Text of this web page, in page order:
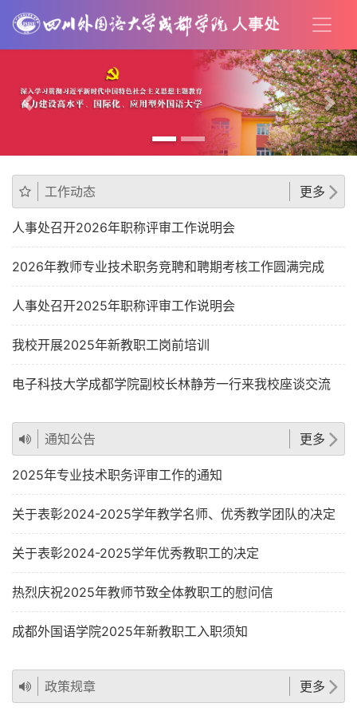
Previous Next
更多
工作动态
人事处召开2026年职称评审工作说明会
2026年教师专业技术职务竞聘和聘期考核工作圆满完成
人事处召开2025年职称评审工作说明会
我校开展2025年新教职工岗前培训
电子科技大学成都学院副校长林静芳一行来我校座谈交流
更多
通知公告
2025年专业技术职务评审工作的通知
关于表彰2024-2025学年教学名师、优秀教学团队的决定
关于表彰2024-2025学年优秀教职工的决定
热烈庆祝2025年教师节致全体教职工的慰问信
成都外国语学院2025年新教职工入职须知
更多
政策规章